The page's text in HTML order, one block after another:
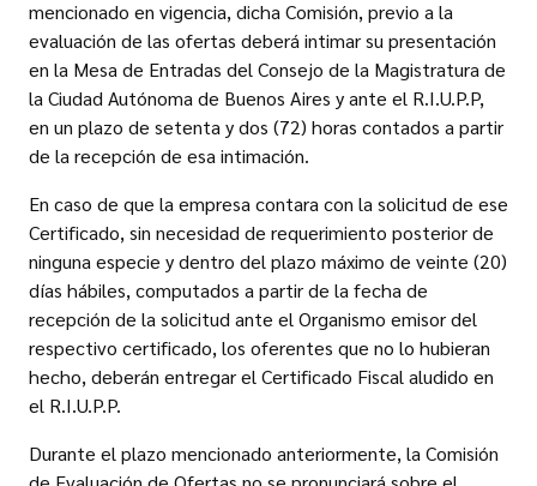
mencionado en vigencia, dicha Comisión, previo a la
evaluación de las ofertas deberá intimar su presentación
en la Mesa de Entradas del Consejo de la Magistratura de
la Ciudad Autónoma de Buenos Aires y ante el R.I.U.P.P,
en un plazo de setenta y dos (72) horas contados a partir
de la recepción de esa intimación.
En caso de que la empresa contara con la solicitud de ese
Certificado, sin necesidad de requerimiento posterior de
ninguna especie y dentro del plazo máximo de veinte (20)
días hábiles, computados a partir de la fecha de
recepción de la solicitud ante el Organismo emisor del
respectivo certificado, los oferentes que no lo hubieran
hecho, deberán entregar el Certificado Fiscal aludido en
el R.I.U.P.P.
Durante el plazo mencionado anteriormente, la Comisión